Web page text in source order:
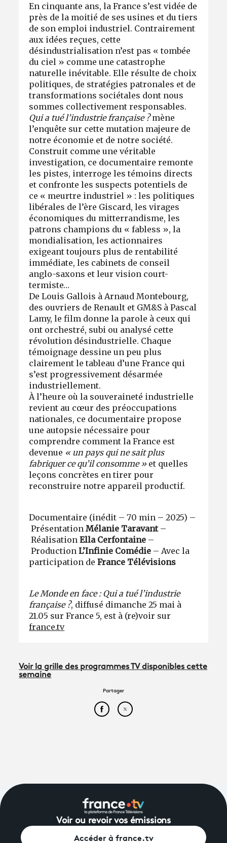
En cinquante ans, la France s’est vidée de
près de la moitié de ses usines et du tiers
de son emploi industriel. Contrairement
aux idées reçues, cette
désindustrialisation n’est pas « tombée
du ciel » comme une catastrophe
naturelle inévitable. Elle résulte de choix
politiques, de stratégies patronales et de
transformations sociétales dont nous
sommes collectivement responsables.
Qui a tué l’industrie française ?mène
l’enquête sur cette mutation majeure de
notre économie et de notre société.
Construit comme une véritable
investigation, ce documentaire remonte
les pistes, interroge les témoins directs
et confronte les suspects potentiels de
ce « meurtre industriel » : les politiques
libérales de l’ère Giscard, les virages
économiques du mitterrandisme, les
patrons champions du « fabless », la
mondialisation, les actionnaires
exigeant toujours plus de rentabilité
immédiate, les cabinets de conseil
anglo-saxons et leur vision court-
termiste…
De Louis Gallois à Arnaud Montebourg,
des ouvriers de Renault et GM&S à Pascal
Lamy, le film donne la parole à ceux qui
ont orchestré, subi ou analysé cette
révolution désindustrielle. Chaque
témoignage dessine un peu plus
clairement le tableau d’une France qui
s’est progressivement désarmée
industriellement.
À l’heure où la souveraineté industrielle
revient au cœur des préoccupations
nationales, ce documentaire propose
une autopsie nécessaire pour
comprendre comment la France est
devenue « un pays qui ne sait plus
fabriquer ce qu’il consomme »et quelles
leçons concrètes en tirer pour
reconstruire notre appareil productif.
Documentaire (inédit – 70 min – 2025) –
PrésentationMélanie Taravant –
RéalisationElla Cerfontaine –
ProductionL’Infinie Comédie – Avec la
participation deFrance Télévisions
Le Monde en face : Qui a tué l’industrie
française ?, diffusé dimanche 25 mai à
21.05 sur France 5, est à (re)voir sur
france.tv
Voir la grille des programmes TV disponibles cette
semaine
Partager
Partager cet article sur
Partager cet article sur
Voir ou revoir vos émissions
Accéder à france.tv